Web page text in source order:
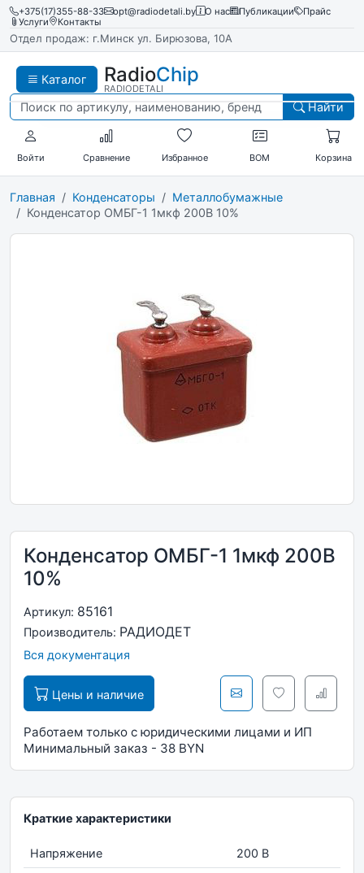
+375(17)355-88-33 opt@radiodetali.by О нас Публикации
Прайс
Услуги
Контакты
Отдел продаж: г.Минск ул. Бирюзова, 10А
Каталог RadioChip
RADIODETALI
Найти
Войти Сравнение Избранное BOM Корзина
Главная Конденсаторы
Металлобумажные
Конденсатор ОМБГ-1 1мкф 200В 10%
Конденсатор ОМБГ-1 1мкф 200В
10%
Артикул: 85161
Производитель: РАДИОДЕТ
Вся документация
Цены и наличие
Работаем только с юридическими лицами и ИП
Минимальный заказ - 38 BYN
Краткие характеристики
Напряжение 200 В